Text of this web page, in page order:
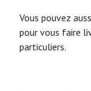
Vous pouvez
pour vous faire
particuliers.